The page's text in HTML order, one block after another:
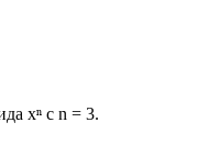
xⁿ с n = 3.